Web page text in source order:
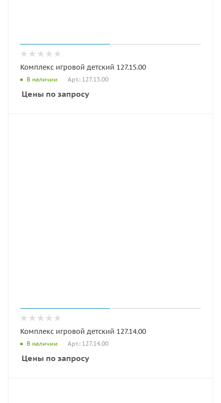
Комплекс игровой детский 127.15.00
В наличии Арт.: 127.15.00
Цены по запросу
Комплекс игровой детский 127.14.00
В наличии Арт.: 127.14.00
Цены по запросу